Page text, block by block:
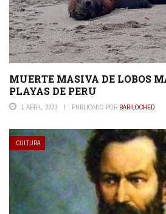
MUERTE MASIVA DE LOBOS
PLAYAS DE PERU
1 ABRIL, 2023 PUBLICADO POR BARILOCHED
CULTURA